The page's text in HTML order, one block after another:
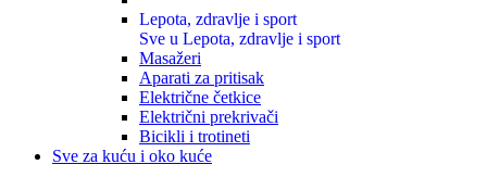
Lepota, zdravlje i sport
Sve u Lepota, zdravlje i sport
Masažeri
Aparati za pritisak
Električne četkice
Električni prekrivači
Bicikli i trotineti
Sve za kuću i oko kuće